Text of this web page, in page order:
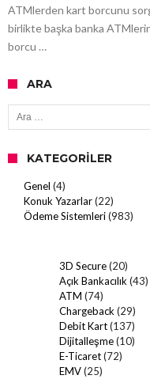
ATMlerden kart borcunu
birlikte başka banka
borcu …
ARA
Arama:
KATEGORILER
Genel (4)
Konuk Yazarlar(22)
Ödeme Sistemleri(983)
3D Secure(20)
Açık Bankacılık(43)
ATM (74)
Chargeback(29)
Debit Kart(137)
Dijitalleşme(10)
E-Ticaret(72)
EMV(25)